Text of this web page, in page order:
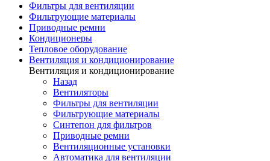
Фильтры для вентиляции
Фильтрующие материалы
Приводные ремни
Кондиционеры
Тепловое оборудование
Вентиляция и кондиционирование
Вентиляция и кондиционирование
Назад
Вентиляторы
Фильтры для вентиляции
Фильтрующие материалы
Синтепон для фильтров
Приводные ремни
Вентиляционные установки
Автоматика для вентиляции